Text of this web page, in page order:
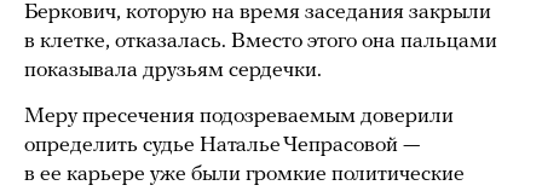
Беркович, которую на время заседания закрыли
в клетке, отказалась. Вместо этого она пальцами
показывала друзьям сердечки.
Меру пресечения подозреваемым доверили
определить судье Наталье Чепрасовой —
в ее карьере уже были громкие политические